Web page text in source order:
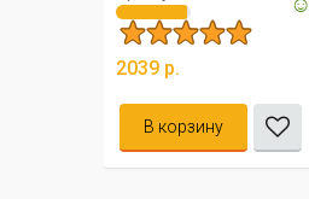
2039 р.
В корзину